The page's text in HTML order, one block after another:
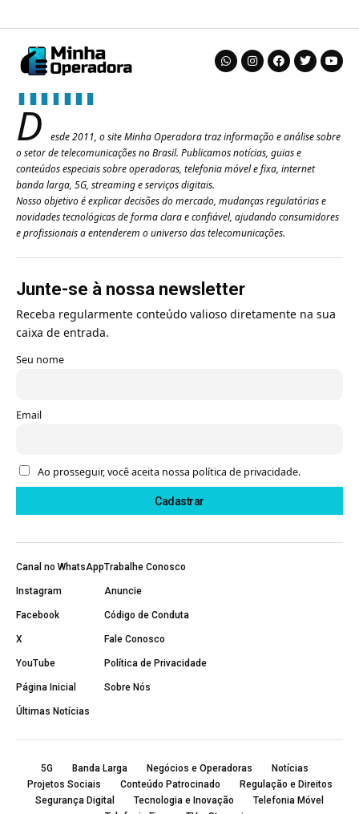
D
esde 2011, o site Minha Operadora traz informação e análise sobre
o setor de telecomunicações no Brasil. Publicamos notícias, guias e
conteúdos especiais sobre operadoras, telefonia móvel e fixa, internet
banda larga, 5G, streaming e serviços digitais.
Nosso objetivo é explicar decisões do mercado, mudanças regulatórias e
novidades tecnológicas de forma clara e confiável, ajudando consumidores
e profissionais a entenderem o universo das telecomunicações.
Junte-se à nossa newsletter
Receba regularmente conteúdo valioso diretamente na sua
caixa de entrada.
Seu nome
Email
Ao prosseguir, você aceita nossa política de privacidade.
Canal no WhatsApp
Instagram
Facebook
X
YouTube
Página Inicial
Últimas Notícias
Trabalhe Conosco
Anuncie
Código de Conduta
Fale Conosco
Política de Privacidade
Sobre Nós
5G Banda Larga Negócios e Operadoras
Notícias
Projetos Sociais
Conteúdo Patrocinado
Regulação e Direitos
Segurança Digital
Tecnologia e Inovação
Telefonia Móvel